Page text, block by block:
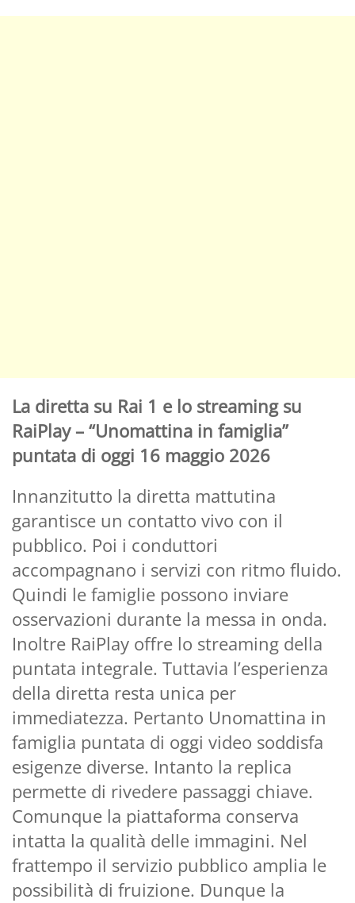
La diretta su Rai 1 e lo streaming su
RaiPlay – “Unomattina in famiglia”
puntata di oggi 16 maggio 2026
Innanzitutto la diretta mattutina
garantisce un contatto vivo con il
pubblico. Poi i conduttori
accompagnano i servizi con ritmo fluido.
Quindi le famiglie possono inviare
osservazioni durante la messa in onda.
Inoltre RaiPlay offre lo streaming della
puntata integrale. Tuttavia l’esperienza
della diretta resta unica per
immediatezza. Pertanto Unomattina in
famiglia puntata di oggi video soddisfa
esigenze diverse. Intanto la replica
permette di rivedere passaggi chiave.
Comunque la piattaforma conserva
intatta la qualità delle immagini. Nel
frattempo il servizio pubblico amplia le
possibilità di fruizione. Dunque la